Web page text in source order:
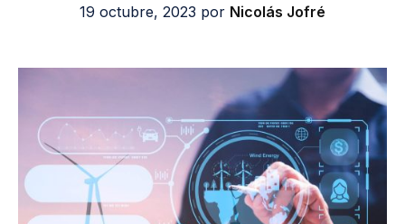
19 octubre, 2023 por Nicolás Jofré